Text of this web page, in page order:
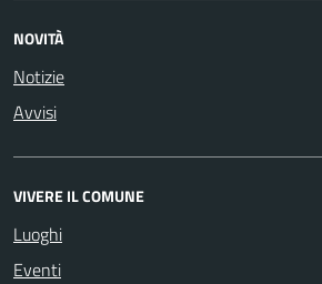
NOVITÀ
Notizie
Avvisi
VIVERE IL COMUNE
Luoghi
Eventi